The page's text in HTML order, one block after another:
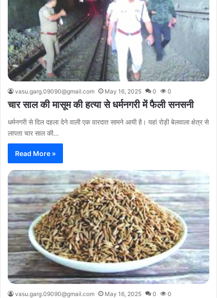
vasu.garg.09090@gmail.com May 16, 2025 0 0
चार साल की मासूम की हत्या से धर्मनगरी में फैली सनसनी
धर्मनगरी से दिल दहला देने वाली एक वारदात सामने आयी है। यहां रोड़ी बेलवाला क्षेत्र से
लापता चार साल की…
Read More »
vasu.garg.09090@gmail.com May 16, 2025 0 0